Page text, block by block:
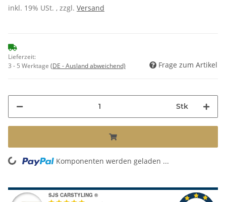
inkl. 19% USt. , zzgl. Versand
Lieferzeit:
3 - 5 Werktage (DE - Ausland abweichend) Frage zum Artikel
Stk
Komponenten werden geladen ...